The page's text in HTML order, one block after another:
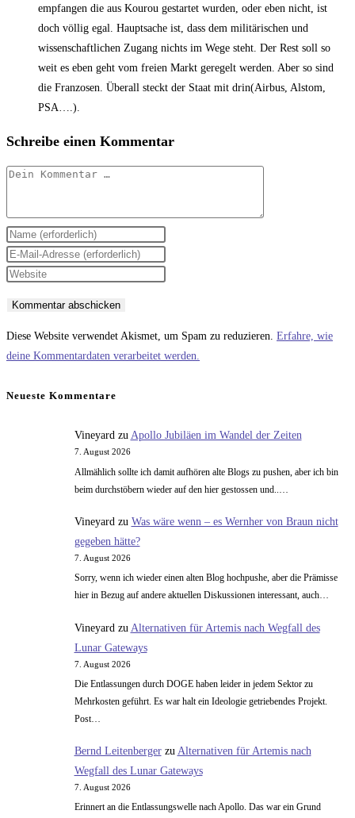
empfangen die aus Kourou gestartet wurden, oder eben nicht, ist
doch völlig egal. Hauptsache ist, dass dem militärischen und
wissenschaftlichen Zugang nichts im Wege steht. Der Rest soll so
weit es eben geht vom freien Markt geregelt werden. Aber so sind
die Franzosen. Überall steckt der Staat mit drin(Airbus, Alstom,
PSA….).
Schreibe einen Kommentar
Kommentar
Gib
deinen
Namen
zum
Kommentieren
Gib
deine
Adresse
zum
ein
Gib
URL
ein
Diese Website verwendet Akismet, um Spam zu reduzieren. Erfahre, wie
deine Kommentardaten verarbeitet werden.
Neueste Kommentare
Vineyardzu Apollo Jubiläen im Wandel der Zeiten
7. August 2026
Allmählich sollte ich damit aufhören alte Blogs zu pushen, aber ich bin
beim durchstöbern wieder auf den hier gestossen und..…
Vineyard zu Was wäre wenn – es Wernher von Braun nicht
gegeben hätte?
7. August 2026
Sorry, wenn ich wieder einen alten Blog hochpushe, aber die Prämisse
hier in Bezug auf andere aktuellen Diskussionen interessant, auch…
Vineyard zu Alternativen für Artemis nach Wegfall des
Lunar Gateways
7. August 2026
Die Entlassungen durch DOGE haben leider in jedem Sektor zu
Mehrkosten geführt. Es war halt ein Ideologie getriebendes Projekt.
Post…
Bernd Leitenbergerzu Alternativen für Artemis nach
Wegfall des Lunar Gateways
7. August 2026
Erinnert an die Entlassungswelle nach Apollo. Das war ein Grund